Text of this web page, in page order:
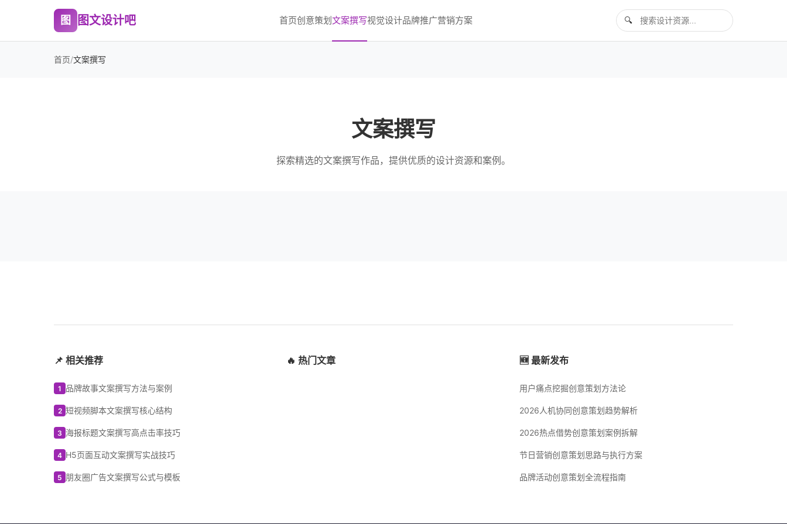
图 图文设计吧 首页创意策划文案撰写视觉设计品牌推广营销方案
首页/文案撰写
文案撰写
探索精选的文案撰写作品，提供优质的设计资源和案例。
📌 相关推荐
1 品牌故事文案撰写方法与案例
2 短视频脚本文案撰写核心结构
3 海报标题文案撰写高点击率技巧
4 H5页面互动文案撰写实战技巧
5 朋友圈广告文案撰写公式与模板
🔥 热门文章 🆕 最新发布
用户痛点挖掘创意策划方法论
2026人机协同创意策划趋势解析
2026热点借势创意策划案例拆解
节日营销创意策划思路与执行方案
品牌活动创意策划全流程指南